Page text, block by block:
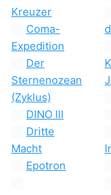
Archäonten
Bionischer
Kreuzer